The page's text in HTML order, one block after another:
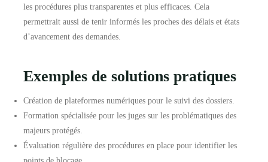
les procédures plus transparentes et plus efficaces. Cela
permettrait aussi de tenir informés les proches des délais et états
d’avancement des demandes.
Exemples de solutions pratiques
Création de plateformes numériques pour le suivi des dossiers.
Formation spécialisée pour les juges sur les problématiques des
majeurs protégés.
Évaluation régulière des procédures en place pour identifier les